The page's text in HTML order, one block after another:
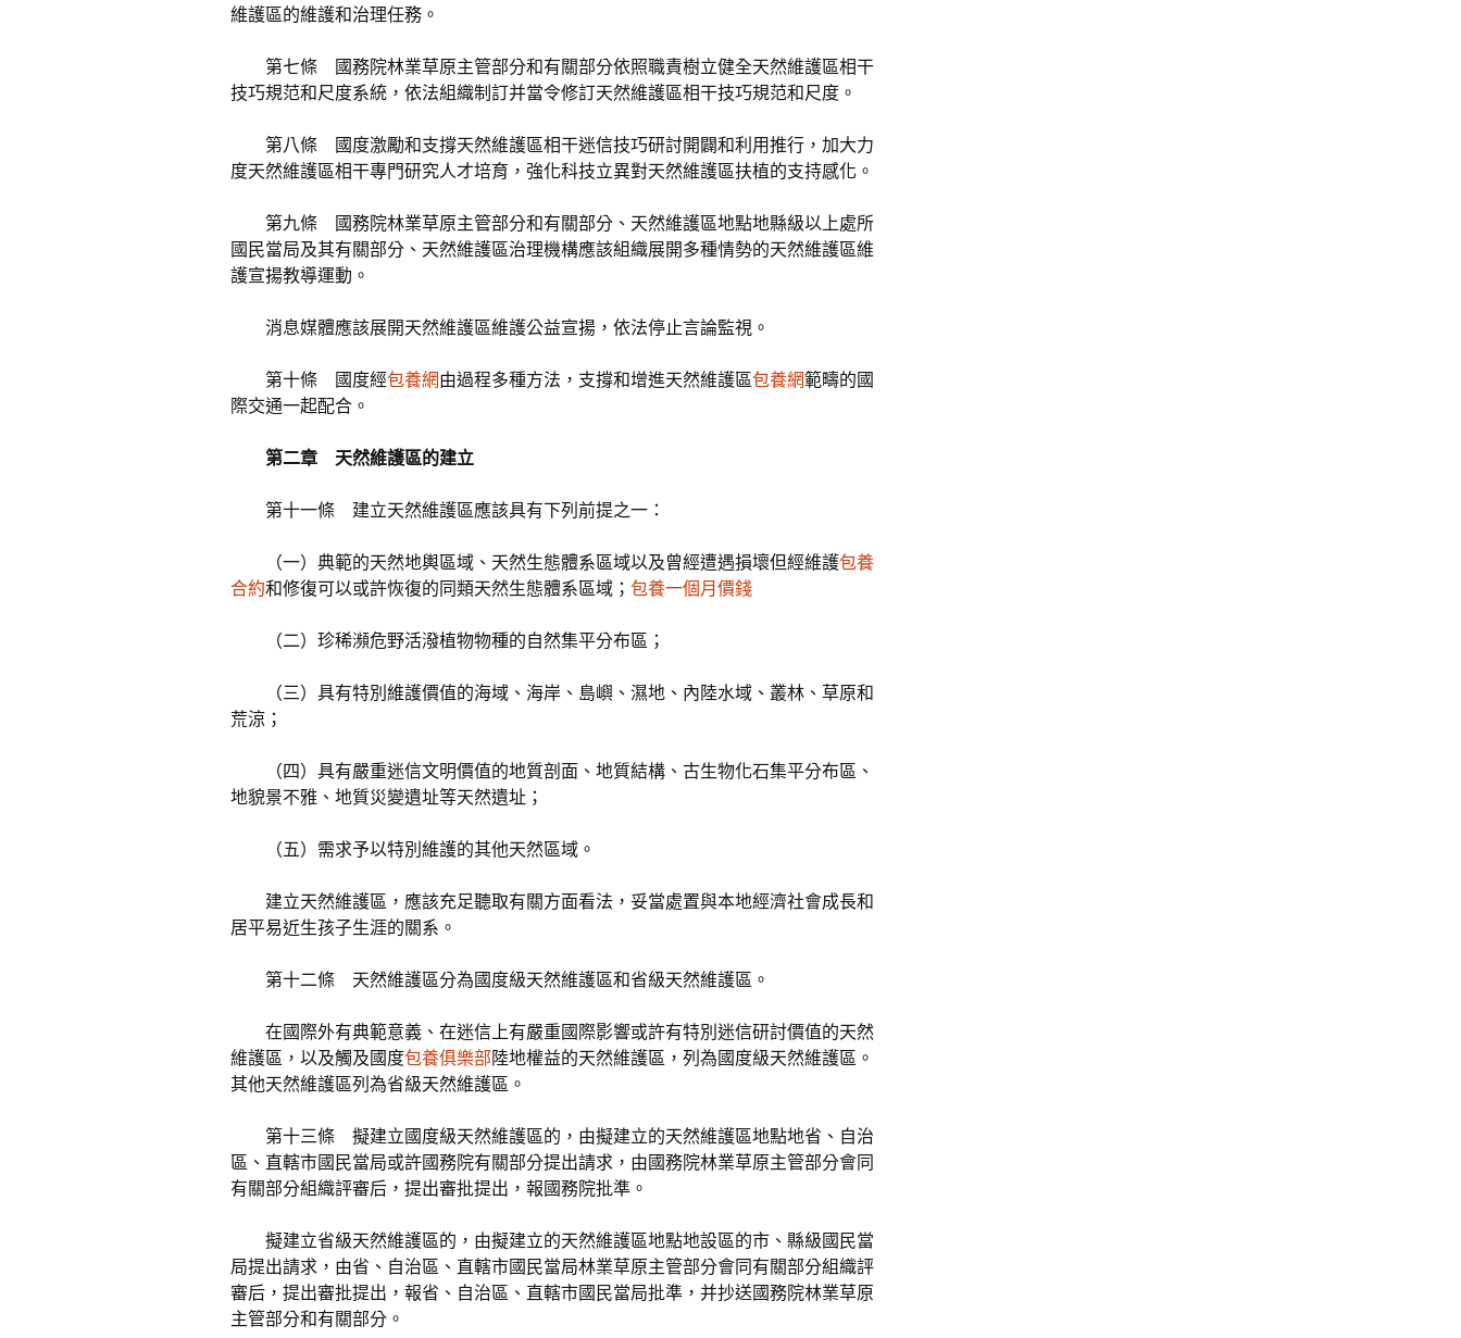
維護區的維護和治理任務。
第七條 國務院林業草原主管部分和有關部分依照職責樹立健全天然維護區相干
技巧規范和尺度系統，依法組織制訂并當令修訂天然維護區相干技巧規范和尺度。
第八條 國度激勵和支撐天然維護區相干迷信技巧研討開闢和利用推行，加大力
度天然維護區相干專門研究人才培育，強化科技立異對天然維護區扶植的支持感化。
第九條 國務院林業草原主管部分和有關部分、天然維護區地點地縣級以上處所
國民當局及其有關部分、天然維護區治理機構應該組織展開多種情勢的天然維護區維
護宣揚教導運動。
消息媒體應該展開天然維護區維護公益宣揚，依法停止言論監視。
第十條 國度經包養網由過程多種方法，支撐和增進天然維護區包養網範疇的國
際交通一起配合。
第二章 天然維護區的建立
第十一條 建立天然維護區應該具有下列前提之一：
（一）典範的天然地輿區域、天然生態體系區域以及曾經遭遇損壞但經維護包養
合約和修復可以或許恢復的同類天然生態體系區域； 包養一個月價錢
（二）珍稀瀕危野活潑植物物種的自然集平分布區；
（三）具有特別維護價值的海域、海岸、島嶼、濕地、內陸水域、叢林、草原和
荒涼；
（四）具有嚴重迷信文明價值的地質剖面、地質結構、古生物化石集平分布區、
地貌景不雅、地質災變遺址等天然遺址；
（五）需求予以特別維護的其他天然區域。
建立天然維護區，應該充足聽取有關方面看法，妥當處置與本地經濟社會成長和
居平易近生孩子生涯的關系。
第十二條 天然維護區分為國度級天然維護區和省級天然維護區。
在國際外有典範意義、在迷信上有嚴重國際影響或許有特別迷信研討價值的天然
維護區，以及觸及國度包養俱樂部陸地權益的天然維護區，列為國度級天然維護區。
其他天然維護區列為省級天然維護區。
第十三條 擬建立國度級天然維護區的，由擬建立的天然維護區地點地省、自治
區、直轄市國民當局或許國務院有關部分提出請求，由國務院林業草原主管部分會同
有關部分組織評審后，提出審批提出，報國務院批準。
擬建立省級天然維護區的，由擬建立的天然維護區地點地設區的市、縣級國民當
局提出請求，由省、自治區、直轄市國民當局林業草原主管部分會同有關部分組織評
審后，提出審批提出，報省、自治區、直轄市國民當局批準，并抄送國務院林業草原
主管部分和有關部分。